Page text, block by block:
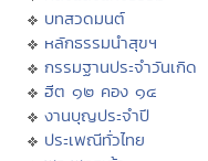
บทสวดมนต์
หลักธรรมนำสุขฯ
กรรมฐานประจำวันเกิด
ฮีต ๑๒ คอง ๑๔
งานบุญประจำปี
ประเพณีทั่วไทย